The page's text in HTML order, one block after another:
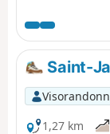
et le Mont
problèmes
oublier l'eau.
Saint-
1,27 km